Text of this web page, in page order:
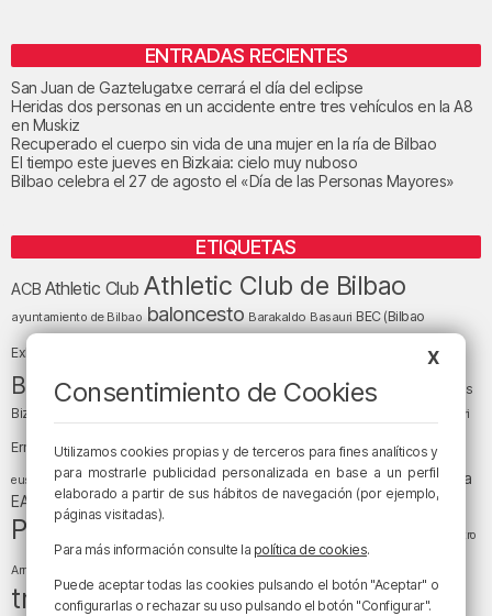
ENTRADAS RECIENTES
San Juan de Gaztelugatxe cerrará el día del eclipse
Heridas dos personas en un accidente entre tres vehículos en la A8
en Muskiz
Recuperado el cuerpo sin vida de una mujer en la ría de Bilbao
El tiempo este jueves en Bizkaia: cielo muy nuboso
Bilbao celebra el 27 de agosto el «Día de las Personas Mayores»
ETIQUETAS
ACB Athletic Club Athletic Club de Bilbao
ayuntamiento de Bilbao baloncesto Barakaldo Basauri BEC (Bilbao
Exhibition Center) Bilbao Bizkaia
Bizkaia y sus comarcas Copa del Rey cultura
Cáritas
Bizkaia
Enkarterri
Ernesto Valverde Ertzaintza Euskadi (País Vasco)
euskera fiestas fútbol Gobierno vasco juanma jubera LaLiga LaLiga
EA Sports Liga Endesa música noticias Osakidetza planes
Política Teatro
Arriaga tiempo atmosféricotráfico
tráfico en Bizkaia
X
Consentimiento de Cookies
Utilizamos cookies propias y de terceros para fines analíticos y
para mostrarle publicidad personalizada en base a un perfil
elaborado a partir de sus hábitos de navegación (por ejemplo,
páginas visitadas).
Para más información consulte la política de cookies.
Puede aceptar todas las cookies pulsando el botón "Aceptar" o
configurarlas o rechazar su uso pulsando el botón "Configurar".